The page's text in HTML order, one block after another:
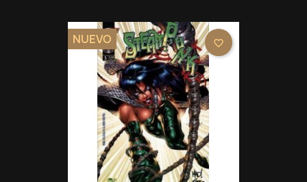
NUEVO favorite_border